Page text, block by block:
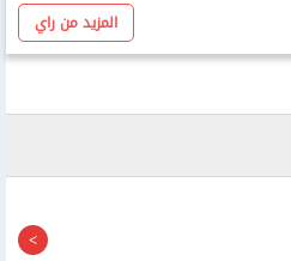
المزيد من راي